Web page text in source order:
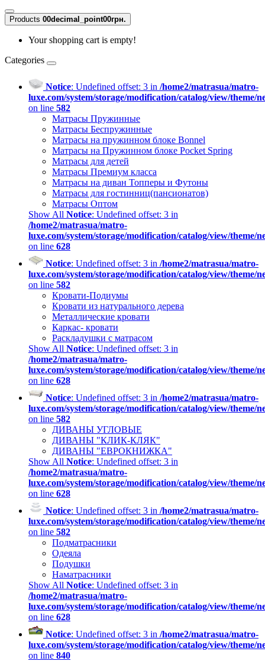
Products 00decimal_point00грн.
Your shopping cart is empty!
Categories
Notice: Undefined offset: 3 in /home2/matrasua/matro-
luxe.com/system/storage/modification/catalog/view/theme/
on line 582
Матрасы Пружинные
Матрасы Беспружинные
Матрасы на пружинном блоке Bonnel
Матрасы на Пружинном блоке Pocket Spring
Матрасы для детей
Матрасы Премиум класса
Матрасы на диван Топперы и Футоны
Матрасы для гостинниц(пансионатов)
Матрасы Оптом
Show All Notice: Undefined offset: 3 in
/home2/matrasua/matro-
luxe.com/system/storage/modification/catalog/view/theme/
on line 628
Notice: Undefined offset: 3 in /home2/matrasua/matro-
luxe.com/system/storage/modification/catalog/view/theme/
on line 582
Кровати-Подиумы
Кровати из натурального дерева
Металлические кровати
Каркас- кровати
Раскладушки с матрасом
Show All Notice: Undefined offset: 3 in
/home2/matrasua/matro-
luxe.com/system/storage/modification/catalog/view/theme/
on line 628
Notice: Undefined offset: 3 in /home2/matrasua/matro-
luxe.com/system/storage/modification/catalog/view/theme/
on line 582
ДИВАНЫ УГЛОВЫЕ
ДИВАНЫ "КЛИК-КЛЯК"
ДИВАНЫ "ЕВРОКНИЖКА"
Show All Notice: Undefined offset: 3 in
/home2/matrasua/matro-
luxe.com/system/storage/modification/catalog/view/theme/
on line 628
Notice: Undefined offset: 3 in /home2/matrasua/matro-
luxe.com/system/storage/modification/catalog/view/theme/
on line 582
Подматрасники
Одеяла
Подушки
Наматрасники
Show All Notice: Undefined offset: 3 in
/home2/matrasua/matro-
luxe.com/system/storage/modification/catalog/view/theme/
on line 628
Notice: Undefined offset: 3 in /home2/matrasua/matro-
luxe.com/system/storage/modification/catalog/view/theme/
on line 840